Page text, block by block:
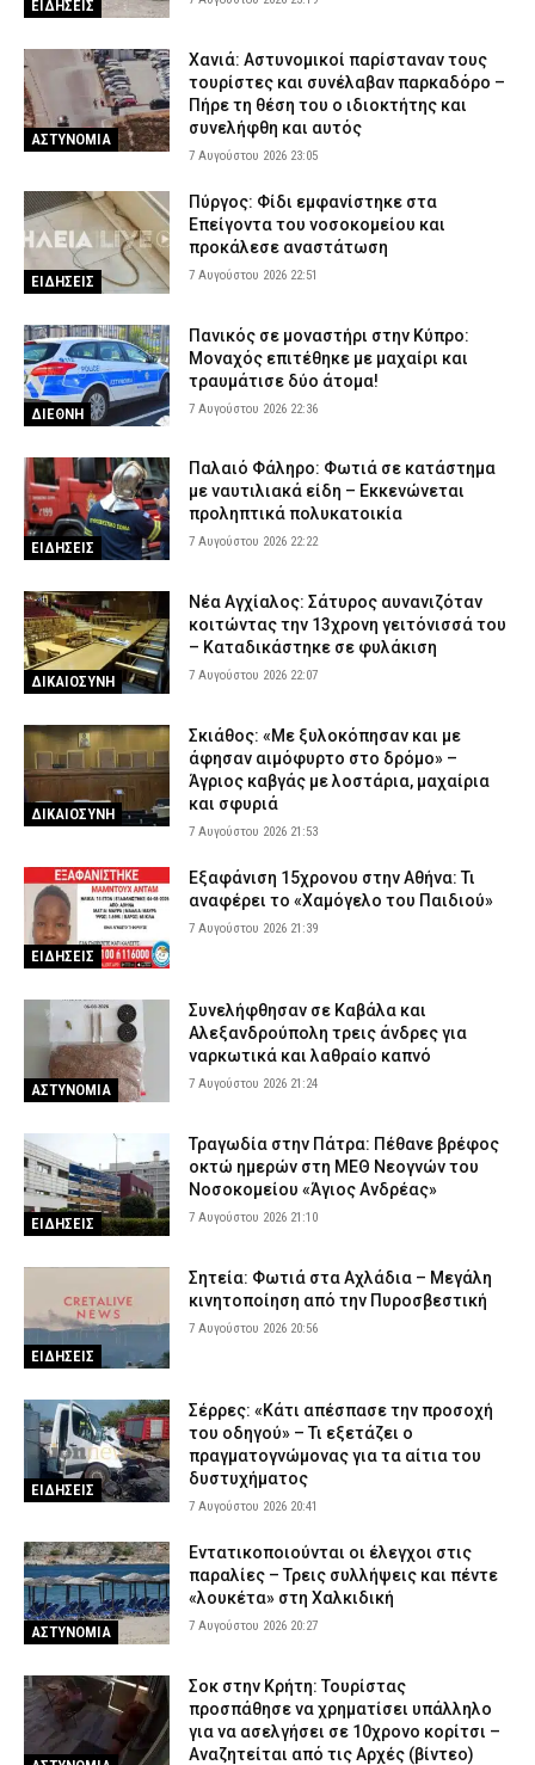
ΕΙΔΗΣΕΙΣ 7 Αυγούστου 2026 16:35
Πιερία: Συνελήφθησαν δύο άνδρες που διέρρηξαν ΙΧ και άρπαξαν
αντικείμενα αξίας άνω των 19.000 ευρώ
ΑΣΤΥΝΟΜΙΑ 7 Αυγούστου 2026 16:23
Πολύ υψηλός κίνδυνος πυρκαγιάς το Σάββατο – Ποιες περιοχές
ΕΙΔΗΣΕΙΣ 7 Αυγούστου 2026 16:10
Το Προεδρικό Διάταγμα με τις νέες προαγωγές Αξιωματικών
της Ελληνικής Αστυνομίας
ΕΙΔΗΣΕΙΣ
ΑΣΤΥΝΟΜΙΑ
Χανιά: Αστυνομικοί παρίσταναν τους
τουρίστες και συνέλαβαν παρκαδόρο –
Πήρε τη θέση του ο ιδιοκτήτης και
συνελήφθη και αυτός
7 Αυγούστου 2026 23:05
ΕΙΔΗΣΕΙΣ
Πύργος: Φίδι εμφανίστηκε στα
Επείγοντα του νοσοκομείου και
προκάλεσε αναστάτωση
7 Αυγούστου 2026 22:51
ΔΙΕΘΝΗ
Πανικός σε μοναστήρι στην Κύπρο:
Μοναχός επιτέθηκε με μαχαίρι και
τραυμάτισε δύο άτομα!
7 Αυγούστου 2026 22:36
ΕΙΔΗΣΕΙΣ
Παλαιό Φάληρο: Φωτιά σε κατάστημα
με ναυτιλιακά είδη – Εκκενώνεται
προληπτικά πολυκατοικία
7 Αυγούστου 2026 22:22
ΔΙΚΑΙΟΣΥΝΗ
Νέα Αγχίαλος: Σάτυρος αυνανιζόταν
κοιτώντας την 13χρονη γειτόνισσά του
– Καταδικάστηκε σε φυλάκιση
7 Αυγούστου 2026 22:07
ΔΙΚΑΙΟΣΥΝΗ
Σκιάθος: «Με ξυλοκόπησαν και με
άφησαν αιμόφυρτο στο δρόμο» –
Άγριος καβγάς με λοστάρια, μαχαίρια
και σφυριά
7 Αυγούστου 2026 21:53
ΕΙΔΗΣΕΙΣ
Εξαφάνιση 15χρονου στην Αθήνα: Τι
αναφέρει το «Χαμόγελο του Παιδιού»
7 Αυγούστου 2026 21:39
ΑΣΤΥΝΟΜΙΑ
Συνελήφθησαν σε Καβάλα και
Αλεξανδρούπολη τρεις άνδρες για
ναρκωτικά και λαθραίο καπνό
7 Αυγούστου 2026 21:24
ΕΙΔΗΣΕΙΣ
Τραγωδία στην Πάτρα: Πέθανε βρέφος
οκτώ ημερών στη ΜΕΘ Νεογνών του
Νοσοκομείου «Άγιος Ανδρέας»
7 Αυγούστου 2026 21:10
ΕΙΔΗΣΕΙΣ
Σητεία: Φωτιά στα Αχλάδια – Μεγάλη
κινητοποίηση από την Πυροσβεστική
7 Αυγούστου 2026 20:56
ΕΙΔΗΣΕΙΣ
Σέρρες: «Κάτι απέσπασε την προσοχή
του οδηγού» – Τι εξετάζει ο
πραγματογνώμονας για τα αίτια του
δυστυχήματος
7 Αυγούστου 2026 20:41
ΑΣΤΥΝΟΜΙΑ
Εντατικοποιούνται οι έλεγχοι στις
παραλίες – Τρεις συλλήψεις και πέντε
«λουκέτα» στη Χαλκιδική
7 Αυγούστου 2026 20:27
Σοκ στην Κρήτη: Τουρίστας
προσπάθησε να χρηματίσει υπάλληλο
για να ασελγήσει σε 10χρονο κορίτσι –
Αναζητείται από τις Αρχές (βίντεο)